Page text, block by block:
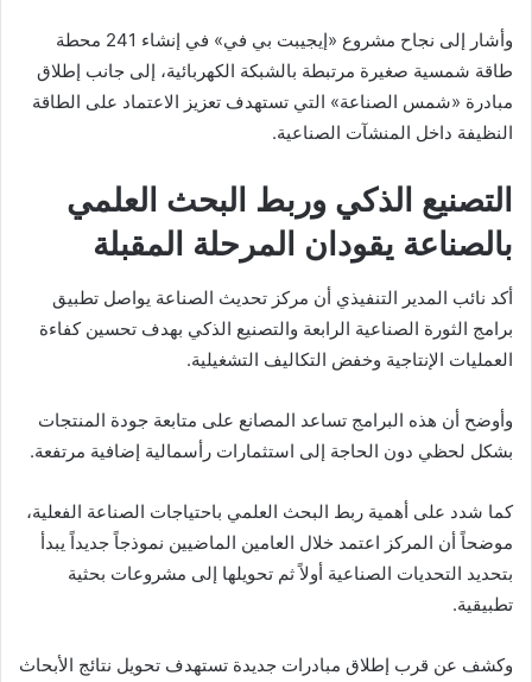
وأشار إلى نجاح مشروع «إيجيبت بي في» في إنشاء 241 محطة
طاقة شمسية صغيرة مرتبطة بالشبكة الكهربائية، إلى جانب إطلاق
مبادرة «شمس الصناعة» التي تستهدف تعزيز الاعتماد على الطاقة
النظيفة داخل المنشآت الصناعية.
التصنيع الذكي وربط البحث العلمي
بالصناعة يقودان المرحلة المقبلة
أكد نائب المدير التنفيذي أن مركز تحديث الصناعة يواصل تطبيق
برامج الثورة الصناعية الرابعة والتصنيع الذكي بهدف تحسين كفاءة
العمليات الإنتاجية وخفض التكاليف التشغيلية.
وأوضح أن هذه البرامج تساعد المصانع على متابعة جودة المنتجات
بشكل لحظي دون الحاجة إلى استثمارات رأسمالية إضافية مرتفعة.
كما شدد على أهمية ربط البحث العلمي باحتياجات الصناعة الفعلية،
موضحاً أن المركز اعتمد خلال العامين الماضيين نموذجاً جديداً يبدأ
بتحديد التحديات الصناعية أولاً ثم تحويلها إلى مشروعات بحثية
تطبيقية.
وكشف عن قرب إطلاق مبادرات جديدة تستهدف تحويل نتائج الأبحاث